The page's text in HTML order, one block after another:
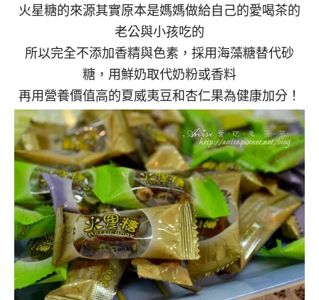
火星糖的來源其實原本是媽媽做給自己的愛喝茶的
老公與小孩吃的
所以完全不添加香精與色素，採用海藻糖替代砂
糖，用鮮奶取代奶粉或香料
再用營養價值高的夏威夷豆和杏仁果為健康加分！